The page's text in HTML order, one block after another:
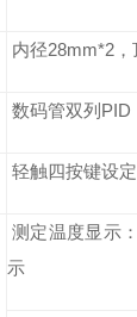
内径28mm*2，
数码管双列 PID
轻触四按键设定
测定温度显示：
示